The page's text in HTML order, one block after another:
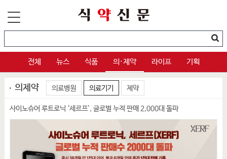
전체 뉴스 식품 의·제약 라이프 기획
의제약 의료병원 의료기기 제약
사이노슈어 루트로닉 ‘세르프’, 글로벌 누적 판매 2,000대 돌파